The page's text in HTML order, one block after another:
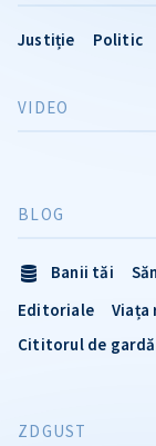
Justiție Politic
VIDEO
BLOG
Banii tăi
Editoriale
Viața
Cititorul de gardă
ZDGUST